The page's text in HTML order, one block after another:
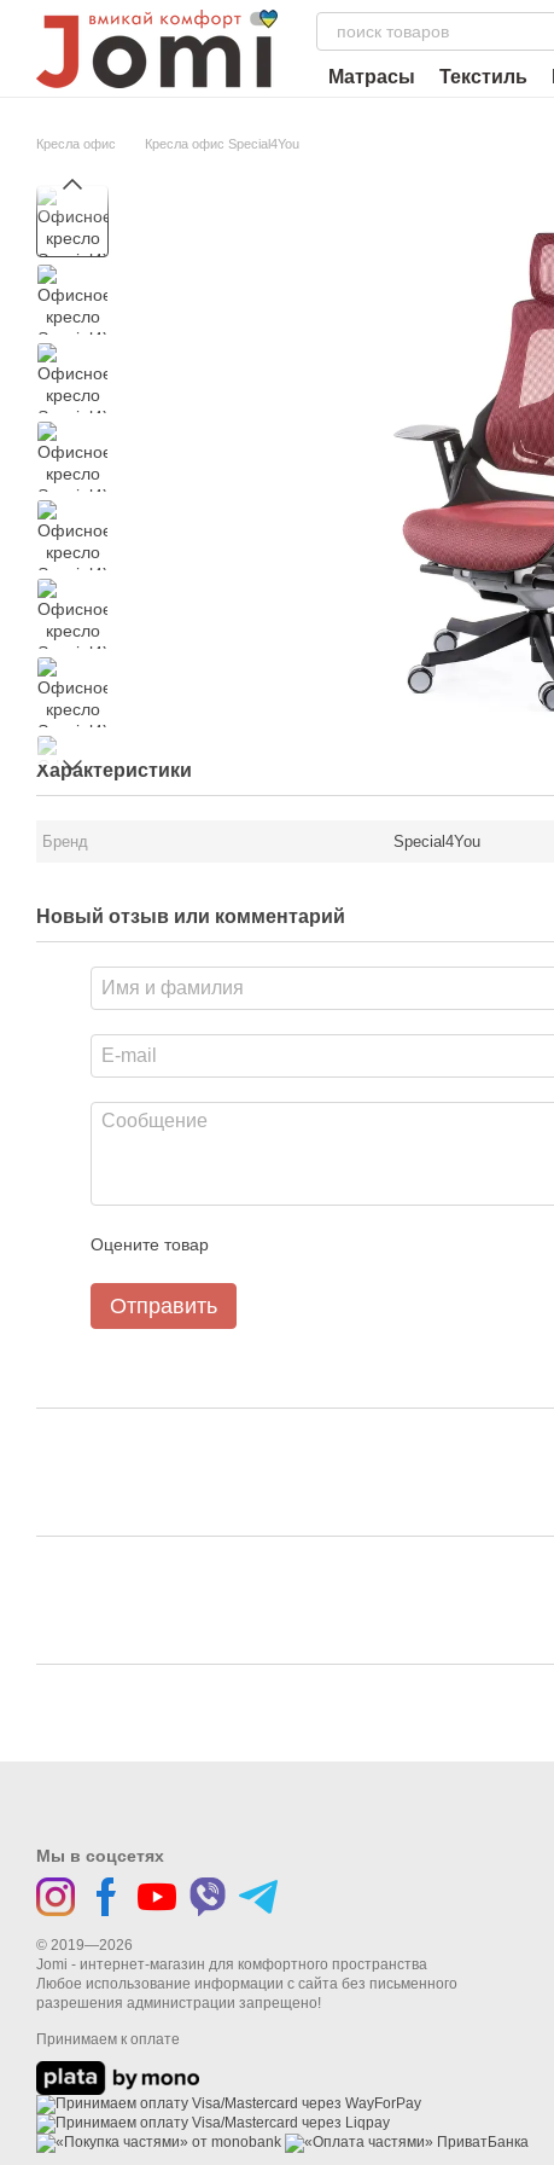
Перейти к основному контенту
Матрасы Текстиль
Кресла офис Кресла офис Special4You
Характеристики
Бренд Special4You
Новый отзыв или комментарий
Оцените товар
Отправить
Мы в соцсетях
© 2019—2026
Jomi - интернет-магазин для комфортного пространства
Любое использование информации с сайта без письменного
разрешения администрации запрещено!
Принимаем к оплате